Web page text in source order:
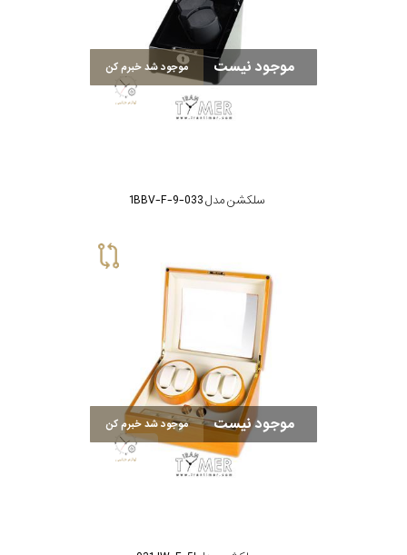
موجود نیست موجود شد خبرم کن
سلکشن مدل 033-1BBV-F-9
موجود نیست موجود شد خبرم کن